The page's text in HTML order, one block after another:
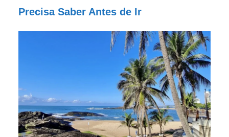
Precisa Saber Antes de Ir